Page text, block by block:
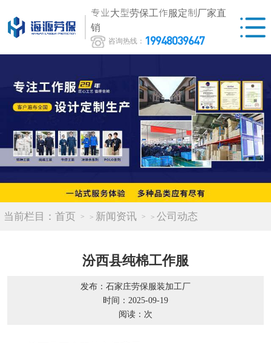
专业大型劳保工作服定制厂家直
销
咨询热线： 19948039647
当前栏目： 首页 > 新闻资讯 > 公司动态
汾西县纯棉工作服
发布：石家庄劳保服装加工厂
时间：2025-09-19
阅读： 次